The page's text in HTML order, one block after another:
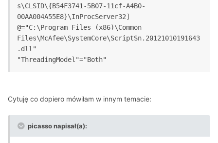
s\CLSID\{B54F3741-5B07-11cf-A4B0-
00AA004A55E8}\InProcServer32]
@="C:\Program Files (x86)\Common
Files\McAfee\SystemCore\ScriptSn.20121010191643
.dll"
Cytuję co dopiero mówiłam w innym temacie:
picasso napisał(a):